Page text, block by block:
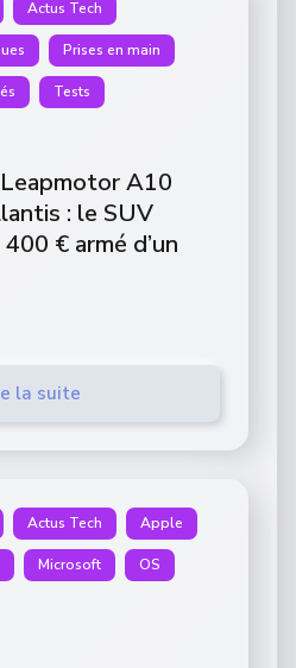
Actus Tech
Prises en main
Tests
A10
: le SUV
€ armé d’un
la suite
Actus Tech Apple
Microsoft OS